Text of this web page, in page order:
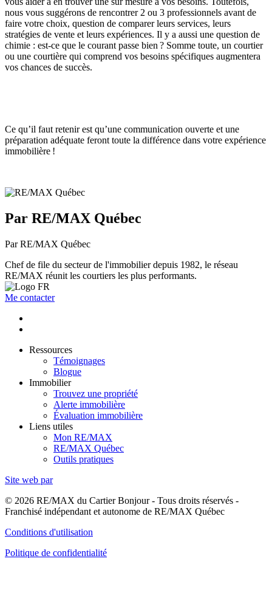
nous vous suggérons de rencontrer 2 ou 3 professionnels avant de
faire votre choix, question de comparer leurs services, leurs
stratégies de vente et leurs expériences. Il y a aussi une question de
chimie : est-ce que le courant passe bien ? Somme toute, un courtier
ou une courtière qui comprend vos besoins spécifiques augmentera
vos chances de succès.
Ce qu’il faut retenir est qu’une communication ouverte et une
préparation adéquate feront toute la différence dans votre expérience
immobilière !
Par RE/MAX Québec
Par RE/MAX Québec
Chef de file du secteur de l'immobilier depuis 1982, le réseau
RE/MAX réunit les courtiers les plus performants.
Me contacter
Ressources
Témoignages
Blogue
Immobilier
Trouvez une propriété
Alerte immobilière
Évaluation immobilière
Liens utiles
Mon RE/MAX
RE/MAX Québec
Outils pratiques
Site web par
© 2026 RE/MAX du Cartier Bonjour - Tous droits réservés -
Franchisé indépendant et autonome de RE/MAX Québec
Conditions d'utilisation
Politique de confidentialité